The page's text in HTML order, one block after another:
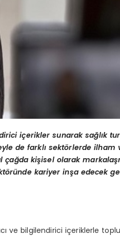
içerikler sunarak sağlık
de farklı sektörlerde ilham
çağda kişisel olarak
kariyer inşa edecek
ve bilgilendirici içeriklerle